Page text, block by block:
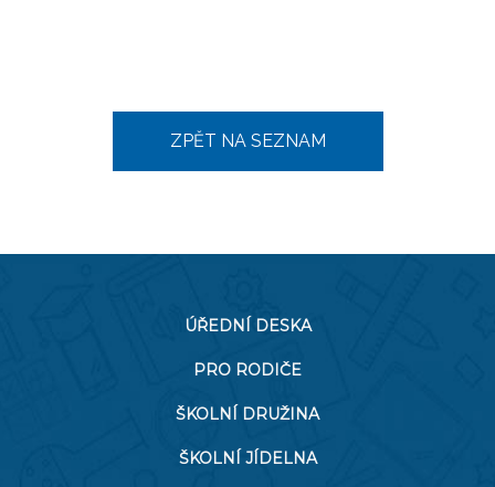
ZPĚT NA SEZNAM
ÚŘEDNÍ DESKA
PRO RODIČE
ŠKOLNÍ DRUŽINA
ŠKOLNÍ JÍDELNA